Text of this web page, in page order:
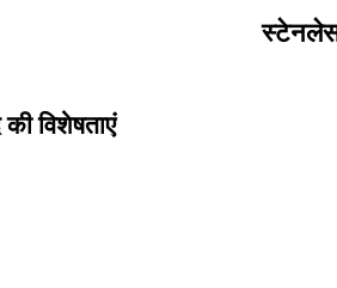
विशेषताएं